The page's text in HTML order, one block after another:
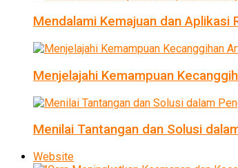
Mendalami Kemajuan dan Aplikasi
Menjelajahi Kemampuan
Menilai Tantangan dan Solusi
Website